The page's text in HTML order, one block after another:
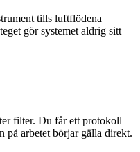
tills luftflödena
gör systemet aldrig sitt
filter. Du får ett protokoll
på arbetet börjar gälla direkt.